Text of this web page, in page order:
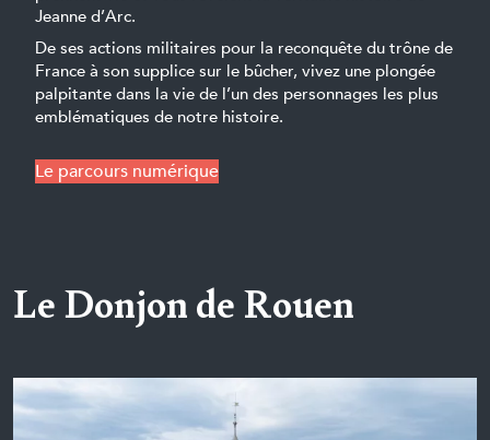
Jeanne d’Arc.
De ses actions militaires pour la reconquête du trône de
France à son supplice sur le bûcher, vivez une plongée
palpitante dans la vie de l’un des personnages les plus
emblématiques de notre histoire.
Le parcours numérique
Le Donjon de Rouen